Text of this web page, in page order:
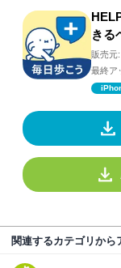
きる
販売元:
最終ア
関連するカテゴリから